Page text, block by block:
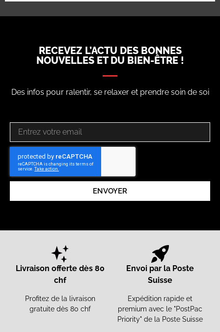
RECEVEZ L’ACTU DES BONNES
NOUVELLES ET DU BIEN-ÊTRE !
Des infos pour ralentir, se relaxer et prendre soin de soi
ENVOYER
Livraison offerte dès 80
chf
Profitez de la livraison
gratuite dès 80 chf
Envoi par la Poste
Suisse
Expédition rapide et
premium avec le "PostPac
Priority" de la Poste Suisse